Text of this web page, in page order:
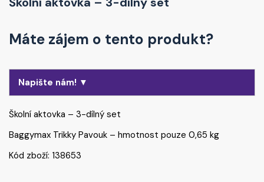
Máte zájem o tento produkt?
Napište nám! ▼
Školní aktovka – 3-dílný set
Baggymax Trikky Pavouk – hmotnost pouze 0,65 kg
Kód zboží: 138653